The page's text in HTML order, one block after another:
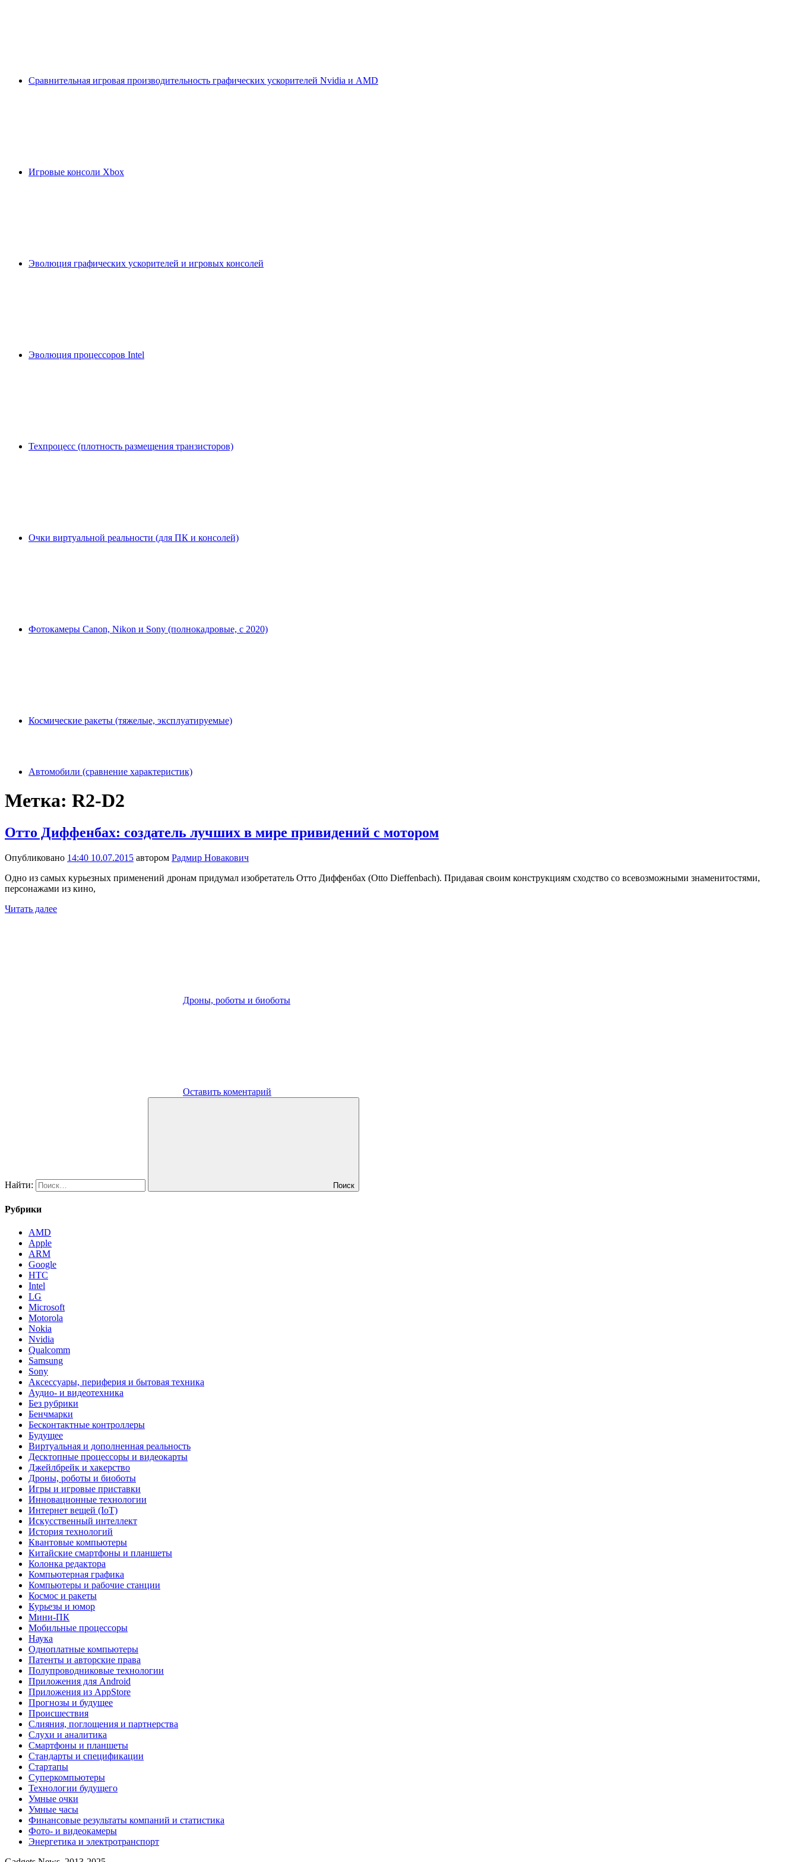
Сравнительная игровая производительность графических ускорителей Nvidia и AMD
Игровые консоли Xbox
Эволюция графических ускорителей и игровых консолей
Эволюция процессоров Intel
Техпроцесс (плотность размещения транзисторов)
Очки виртуальной реальности (для ПК и консолей)
Фотокамеры Canon, Nikon и Sony (полнокадровые, с 2020)
Космические ракеты (тяжелые, эксплуатируемые)
Автомобили (сравнение характеристик)
Метка: R2-D2
Отто Диффенбах: создатель лучших в мире привидений с мотором
Опубликовано 14:40 10.07.2015 автором Радмир Новакович
Одно из самых курьезных применений дронам придумал изобретатель Отто Диффенбах (Otto Dieffenbach). Придавая своим конструкциям сходство со всевозможными знаменитостями,
персонажами из кино,
Читать далее
Дроны, роботы и биоботы
Оставить коментарий
Найти: Поиск
Рубрики
AMD
Apple
ARM
Google
HTC
Intel
LG
Microsoft
Motorola
Nokia
Nvidia
Qualcomm
Samsung
Sony
Аксессуары, периферия и бытовая техника
Аудио- и видеотехника
Без рубрики
Бенчмарки
Бесконтактные контроллеры
Будущее
Виртуальная и дополненная реальность
Десктопные процессоры и видеокарты
Джейлбрейк и хакерство
Дроны, роботы и биоботы
Игры и игровые приставки
Инновационные технологии
Интернет вещей (IoT)
Искусственный интеллект
История технологий
Квантовые компьютеры
Китайские смартфоны и планшеты
Колонка редактора
Компьютерная графика
Компьютеры и рабочие станции
Космос и ракеты
Курьезы и юмор
Мини-ПК
Мобильные процессоры
Наука
Одноплатные компьютеры
Патенты и авторские права
Полупроводниковые технологии
Приложения для Android
Приложения из AppStore
Прогнозы и будущее
Происшествия
Слияния, поглощения и партнерства
Слухи и аналитика
Смартфоны и планшеты
Стандарты и спецификации
Стартапы
Суперкомпьютеры
Технологии будущего
Умные очки
Умные часы
Финансовые результаты компаний и статистика
Фото- и видеокамеры
Энергетика и электротранспорт